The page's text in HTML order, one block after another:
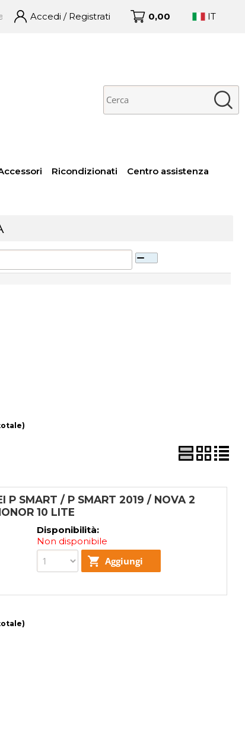
IVA – – Ordini ricevuti entro le 16:00 spediti in
Accedi / Registrati
pulsante "Registrati"
0,00 IT
Ricondizionati Centro assistenza
P SMART / P SMART 2019 / NOVA 2
10 LITE
Disponibilità:
Non disponibile